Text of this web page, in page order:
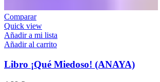
Comparar
Quick view
Añadir a mi lista
Añadir al carrito
Libro ¡Qué Miedoso! (ANAYA)